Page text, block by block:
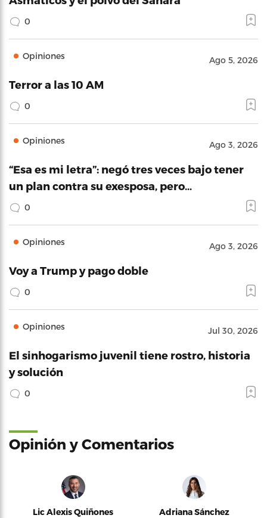
0
Opiniones Ago 5, 2026
Terror a las 10 AM
0
Opiniones Ago 3, 2026
“Esa es mi letra”: negó tres veces bajo tener
un plan contra su exesposa, pero…
0
Opiniones Ago 3, 2026
Voy a Trump y pago doble
0
Opiniones Jul 30, 2026
El sinhogarismo juvenil tiene rostro, historia
y solución
0
Opinión y Comentarios
Lic Alexis Quiñones Adriana Sánchez